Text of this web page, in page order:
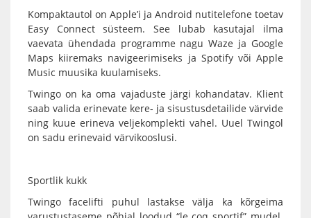
Kompaktautol on Apple’i ja Android nutitelefone toetav
Easy Connect süsteem. See lubab kasutajal ilma
vaevata ühendada programme nagu Waze ja Google
Maps kiiremaks navigeerimiseks ja Spotify või Apple
Music muusika kuulamiseks.
Twingo on ka oma vajaduste järgi kohandatav. Klient
saab valida erinevate kere- ja sisustusdetailide värvide
ning kuue erineva veljekomplekti vahel. Uuel Twingol
on sadu erinevaid värvikooslusi.
Sportlik kukk
Twingo facelifti puhul lastakse välja ka kõrgeima